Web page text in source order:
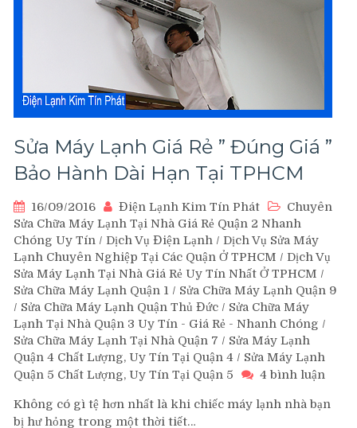
Sửa Máy Lạnh Giá Rẻ ” Đúng Giá ”
Bảo Hành Dài Hạn Tại TPHCM
16/09/2016 Điện Lạnh Kim Tín Phát
Chuyên
Sửa Chữa Máy Lạnh Tại Nhà Giá Rẻ Quận 2 Nhanh
Chóng Uy Tín / Dịch Vụ Điện Lạnh / Dịch Vụ Sửa Máy
Lạnh Chuyên Nghiệp Tại Các Quận Ở TPHCM / Dịch Vụ
Sửa Máy Lạnh Tại Nhà Giá Rẻ Uy Tín Nhất Ở TPHCM /
Sửa Chữa Máy Lạnh Quận 1 / Sửa Chữa Máy Lạnh Quận 9
/ Sửa Chữa Máy Lạnh Quận Thủ Đức / Sửa Chữa Máy
Lạnh Tại Nhà Quận 3 Uy Tín - Giá Rẻ - Nhanh Chóng /
Sửa Chữa Máy Lạnh Tại Nhà Quận 7 / Sửa Máy Lạnh
Quận 4 Chất Lượng, Uy Tín Tại Quận 4 / Sửa Máy Lạnh
Quận 5 Chất Lượng, Uy Tín Tại Quận 5
4 bình luận
Máy
Không có gì tệ hơn nhất là khi chiếc máy lạnh nhà bạn
bị hư hỏng trong một thời tiết…